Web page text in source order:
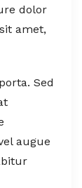
dolor
amet,
Sed
augue